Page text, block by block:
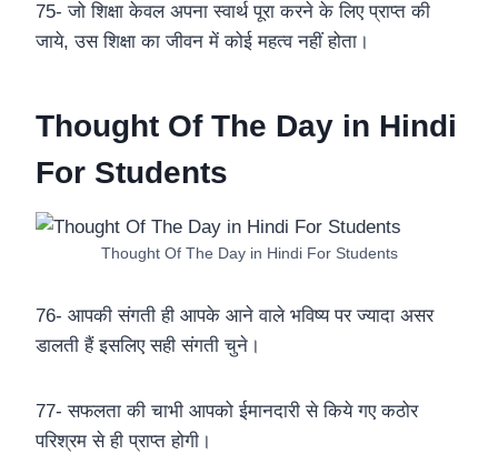
75- जो शिक्षा केवल अपना स्वार्थ पूरा करने के लिए प्राप्त की
जाये, उस शिक्षा का जीवन में कोई महत्व नहीं होता।
Thought Of The Day in Hindi
For Students
Thought Of The Day in Hindi For Students
76- आपकी संगती ही आपके आने वाले भविष्य पर ज्यादा असर
डालती हैं इसलिए सही संगती चुने।
77- सफलता की चाभी आपको ईमानदारी से किये गए कठोर
परिश्रम से ही प्राप्त होगी।